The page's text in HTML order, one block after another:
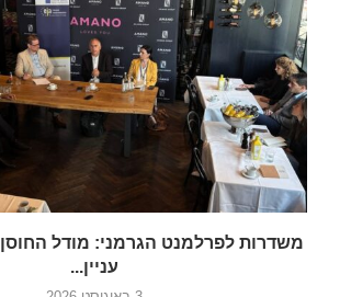
משדרות לפרלמנט הגרמני: מודל החוסן
עניין...